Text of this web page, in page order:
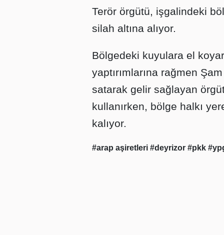
Terör örgütü, işgalindeki
silah altına alıyor.
Bölgedeki kuyulara el
yaptırımlarına rağmen
satarak gelir sağlayan
kullanırken, bölge halkı
kalıyor.
#arap aşiretleri #deyrizor #pkk